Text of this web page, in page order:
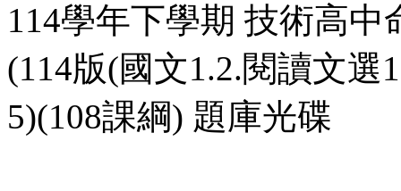
114學年下學期 技術高
(114版(國文1.2.閱讀文選
5)(108課綱) 題庫光碟